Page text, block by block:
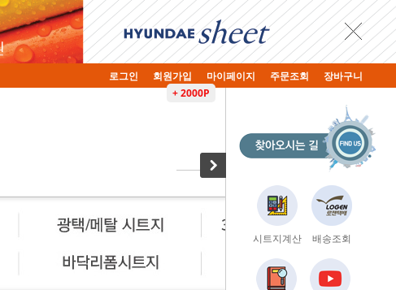
시트지계산 배송조회
로그인 회원가입 마이페이지 주문조회
장바구니
+ 2000P